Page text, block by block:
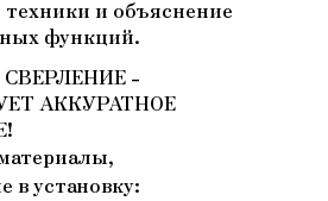
техники и объяснение
функций.
-
АККУРАТНОЕ
в установку: